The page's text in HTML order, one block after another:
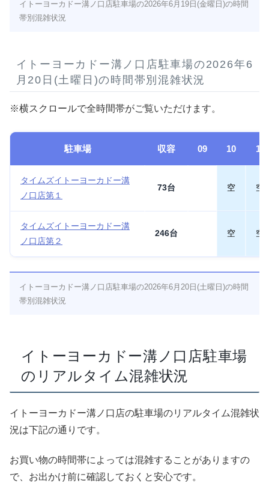
イトーヨーカドー溝ノ口店駐車場の2026年6月19日(金曜日)の時間
帯別混雑状況
イトーヨーカドー溝ノ口店駐車場の2026年6
月20日(土曜日)の時間帯別混雑状況
※横スクロールで全時間帯がご覧いただけます。
駐車場 収容 09 10 11
タイムズイトーヨーカドー溝
ノ口店第１
73台 空 空
タイムズイトーヨーカドー溝
ノ口店第２
246台 空 空
イトーヨーカドー溝ノ口店駐車場の2026年6月20日(土曜日)の時間
帯別混雑状況
イトーヨーカドー溝ノ口店駐車場
のリアルタイム混雑状況
イトーヨーカドー溝ノ口店の駐車場のリアルタイム混雑状
況は下記の通りです。
お買い物の時間帯によっては混雑することがありますの
で、お出かけ前に確認しておくと安心です。